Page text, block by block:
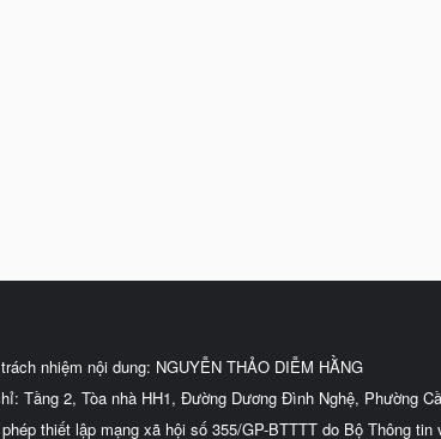
nhiệm nội dung: NGUYỄN THẢO DIỄM HẰNG
Tầng 2, Tòa nhà HH1, Đường Dương Đình Nghệ, Phường
thiết lập mạng xã hội số 355/GP-BTTTT do Bộ Thông